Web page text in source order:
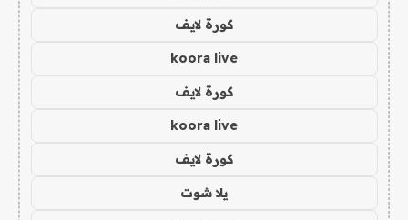
كورة لايف
koora live
كورة لايف
koora live
كورة لايف
يلا شوت